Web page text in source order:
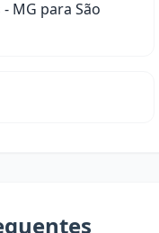
MG para São